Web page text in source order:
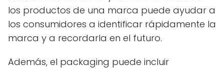
los productos de una marca puede ayudar a
los consumidores a identificar rápidamente la
marca y a recordarla en el futuro.
Además, el packaging puede incluir